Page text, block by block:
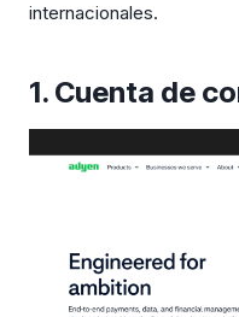
internacionales.
1. Cuenta de